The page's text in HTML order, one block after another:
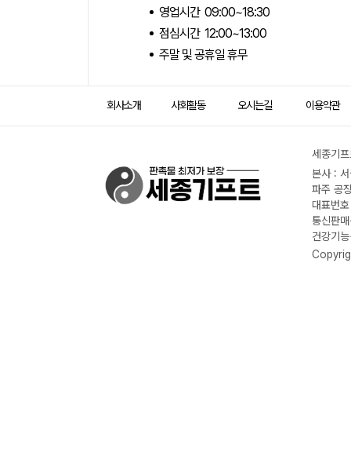
영업시간 09:00~18:30
점심시간 12:00~13:00
주말 및 공휴일 휴무
회사소개 사회활동 오시는길 이용약관
세종기
본사 :
파주 공
대표번
통신판
건강기